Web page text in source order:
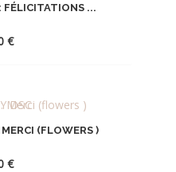
LA
FÉLICITATIONS ...
€
LA
(FLOWERS )
€